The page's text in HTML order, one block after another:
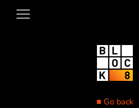
■ Go back